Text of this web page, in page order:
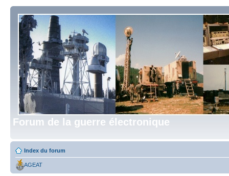
Forum de la guerre électronique
Index du forum
AGEAT